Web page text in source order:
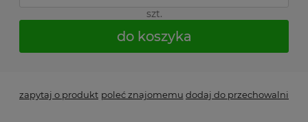
szt.
do koszyka
zapytaj o produkt poleć znajomemu dodaj do przechowalni